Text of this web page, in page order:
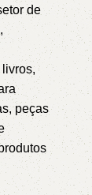
de
peças